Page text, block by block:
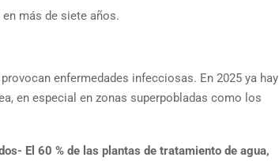
más de siete años.
enfermedades infecciosas. En 2025 ya hay
en especial en zonas superpobladas como los
El 60 % de las plantas de tratamiento de agua,